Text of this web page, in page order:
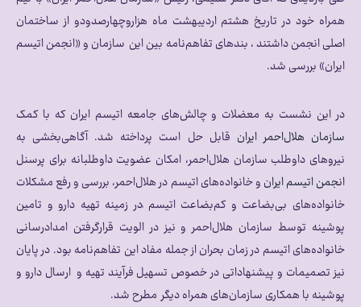
همراه خود در تاریخ هشتم اردیبهشت ماه هزارو‌چهارصدودو از ساختمان
اصلی انجمن داشتند ،‌ بندهای تفاهم‌نامه بین این سازمان و «انجمن اتیسم
ایران» بررسی شد.
در این نشست به معضلات و چالش‌های جامعه اتیسم ایران که با کمک
سازمان هلال‌احمر ایران قابل حل است پرداخته شد. آگاهی‌بخشی به
نیروهای داوطلب سازمان هلال‌احمر، امکان عضویت داوطلبانه برای پرسنل
انجمن اتیسم ایرانو خانواده‌های اتیسم در هلال‌احمر، بررسی و رفع مشکلات
خانواده‌های بی‌بضاعت و کم‌بضاعت اتیسم ٰدر زمینه تهیه دارو و تامین
پوشینه توسط سازمان هلال‌احمر و نیز در الویت قرار‌گرفتن امدادرسانی
خانواده‌های اتیسم در زمان بحران از جمله مفاد این تفاهم‌نامه بود. در پایان
نیز تصمیمات و پیشنهاداتی در خصوص تسهیل فرآیند تهیه و ارسال دارو و
پوشینه با همکاری سازمان‌های همراه دیگر مطرح شد.